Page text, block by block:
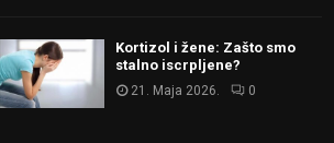
Kortizol i žene: Zašto smo
stalno iscrpljene?
21. Maja 2026. 0